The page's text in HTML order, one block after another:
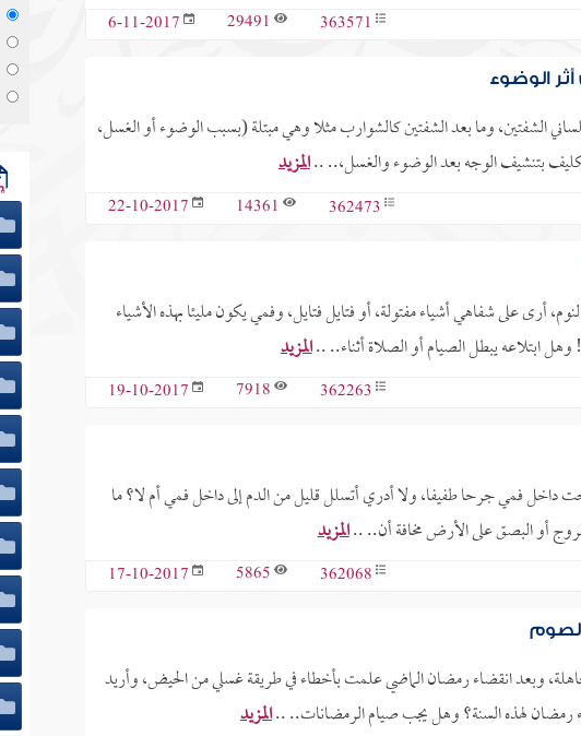
363571
29491
6-11-2017
الوضوء
الشفتين، وما بعد الشفتين كالشوارب مثلا وهي مبتلة (بسبب الوضوء أو الغسل،
بتنشيف الوجه بعد الوضوء والغسل،.. ..المزيد
362473
14361
22-10-2017
على شفاهي أشياء مفتولة، أو فتايل فتايل، وفمي يكون مليئا بهذه الأشياء
ابتلاعه يبطل الصيام أو الصلاة أثناء.. ..المزيد
362263
7918
19-10-2017
داخل فمي جرحا طفيفا، ولا أدري أتسلل قليل من الدم إلى داخل فمي أم لا؟ ما
أو البصق على الأرض مخافة أن.. ..المزيد
362068
5865
17-10-2017
وبعد انقضاء رمضان الماضي علمت بأخطاء في طريقة غسلي من الحيض، وأريد
رمضان لهذه السنة؟ وهل يجب صيام الرمضانات.. ..المزيد